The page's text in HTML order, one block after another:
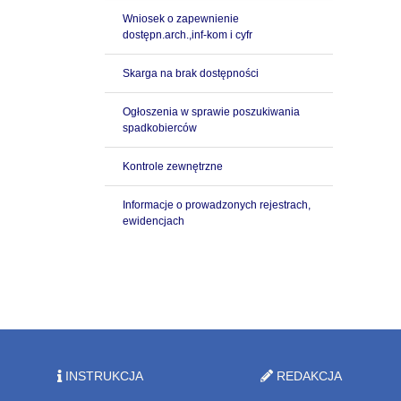
Wniosek o zapewnienie
dostępn.arch.,inf-kom i cyfr
Skarga na brak dostępności
Ogłoszenia w sprawie poszukiwania
spadkobierców
Kontrole zewnętrzne
Informacje o prowadzonych rejestrach,
ewidencjach
INSTRUKCJA REDAKCJA